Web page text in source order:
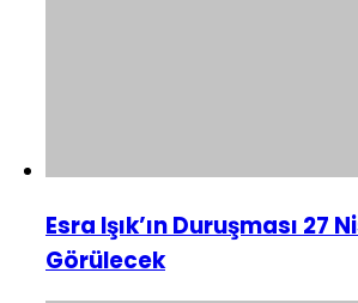
Esra Işık’ın Duruşması 27
Görülecek